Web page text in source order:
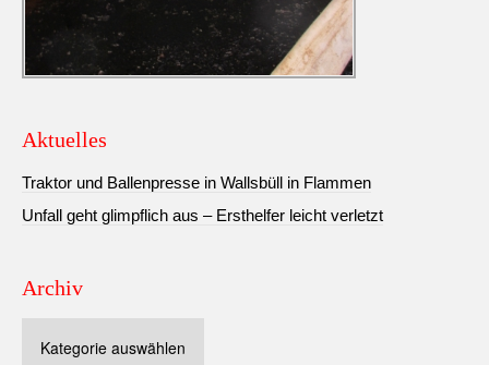
Aktuelles
Traktor und Ballenpresse in Wallsbüll in Flammen
Unfall geht glimpflich aus – Ersthelfer leicht verletzt
Archiv